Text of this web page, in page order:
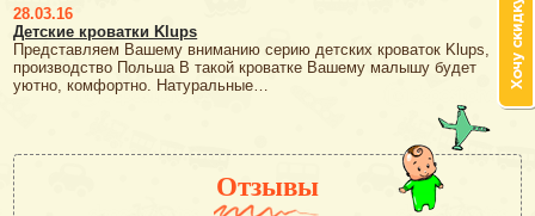
28.03.16
Детские кроватки Klups
Представляем Вашему вниманию серию детских кроваток Klups,
производство Польша В такой кроватке Вашему малышу будет
уютно, комфортно. Натуральные…
Отзывы